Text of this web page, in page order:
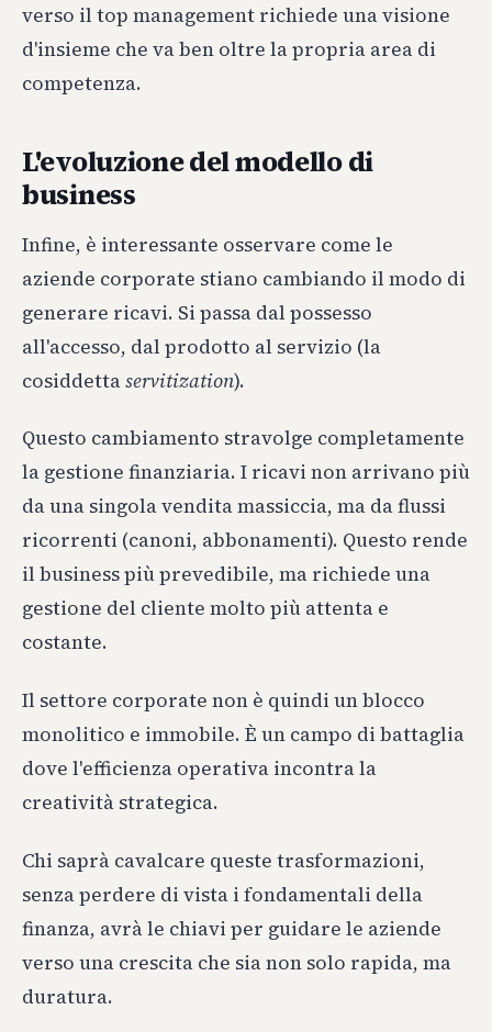
verso il top management richiede una visione
d'insieme che va ben oltre la propria area di
competenza.
L'evoluzione del modello di
business
Infine, è interessante osservare come le
aziende corporate stiano cambiando il modo di
generare ricavi. Si passa dal possesso
all'accesso, dal prodotto al servizio (la
cosiddettaservitization).
Questo cambiamento stravolge completamente
la gestione finanziaria. I ricavi non arrivano più
da una singola vendita massiccia, ma da flussi
ricorrenti (canoni, abbonamenti). Questo rende
il business più prevedibile, ma richiede una
gestione del cliente molto più attenta e
costante.
Il settore corporate non è quindi un blocco
monolitico e immobile. È un campo di battaglia
dove l'efficienza operativa incontra la
creatività strategica.
Chi saprà cavalcare queste trasformazioni,
senza perdere di vista i fondamentali della
finanza, avrà le chiavi per guidare le aziende
verso una crescita che sia non solo rapida, ma
duratura.